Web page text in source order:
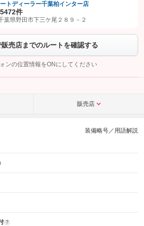
ットを友だち追加してから「許可する」ボタンを押
い。
こちら
トディーラー千葉柏インター店
472件
葉県野田市下三ケ尾２８９－２
売店までのルートを確認する
ンの位置情報をONにしてください
販売店
装備略号／用語解説
?